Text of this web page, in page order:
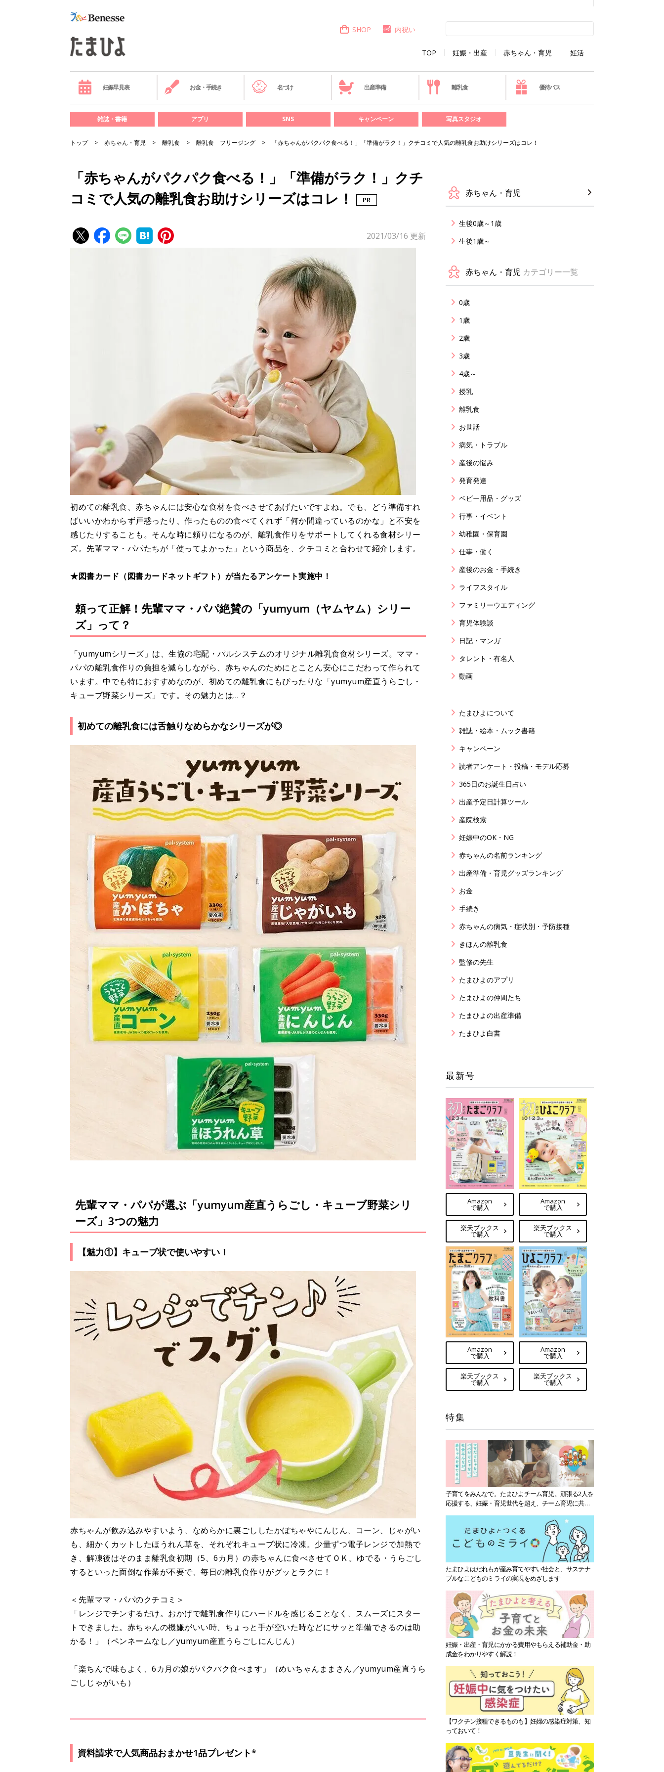
TOP 妊娠・出産 赤ちゃん・育児 妊活
SHOP 内祝い
妊娠早見表 お金・手続き 名づけ 出産準備 離乳食 優待パス
雑誌・書籍 アプリ SNS キャンペーン 写真スタジオ
トップ 赤ちゃん・育児 離乳食 離乳食 フリージング 「赤ちゃんがパクパク食べる！」「準備がラク！」クチコミで人気の離乳食お助けシリーズはコレ！
「赤ちゃんがパクパク食べる！」「準備がラク！」クチ
コミで人気の離乳食お助けシリーズはコレ！
2021/03/16 更新
初めての離乳食、赤ちゃんには安心な食材を食べさせてあげたいですよね。でも、どう準備すれ
ばいいかわからず戸惑ったり、作ったものの食べてくれず「何か間違っているのかな」と不安を
感じたりすることも。そんな時に頼りになるのが、離乳食作りをサポートしてくれる食材シリー
ズ。先輩ママ・パパたちが「使ってよかった」という商品を、クチコミと合わせて紹介します。
★図書カード（図書カードネットギフト）が当たるアンケート実施中！
頼って正解！先輩ママ・パパ絶賛の「yumyum（ヤムヤム）シリー
ズ」って？
「yumyumシリーズ」は、生協の宅配・パルシステムのオリジナル離乳食食材シリーズ。ママ・
パパの離乳食作りの負担を減らしながら、赤ちゃんのためにとことん安心にこだわって作られて
います。中でも特におすすめなのが、初めての離乳食にもぴったりな「yumyum産直うらごし・
キューブ野菜シリーズ」です。その魅力とは…？
初めての離乳食には舌触りなめらかなシリーズが◎
先輩ママ・パパが選ぶ「yumyum産直うらごし・キューブ野菜シリ
ーズ」3つの魅力
【魅力①】キューブ状で使いやすい！
赤ちゃんが飲み込みやすいよう、なめらかに裏ごししたかぼちゃやにんじん、コーン、じゃがい
も、細かくカットしたほうれん草を、それぞれキューブ状に冷凍。少量ずつ電子レンジで加熱で
き、解凍後はそのまま離乳食初期（5、6カ月）の赤ちゃんに食べさせてＯＫ。ゆでる・うらごし
するといった面倒な作業が不要で、毎日の離乳食作りがグッとラクに！
＜先輩ママ・パパのクチコミ＞
「レンジでチンするだけ。おかげで離乳食作りにハードルを感じることなく、スムーズにスター
トできました。赤ちゃんの機嫌がいい時、ちょっと手が空いた時などにサッと準備できるのは助
かる！」（ペンネームなし／yumyum産直うらごしにんじん）
「楽ちんで味もよく、6カ月の娘がパクパク食べます」（めいちゃんままさん／yumyum産直うら
ごしじゃがいも）
資料請求で人気商品おまかせ1品プレゼント*
赤ちゃん・育児
生後0歳～1歳
生後1歳～
赤ちゃん・育児 カテゴリー一覧
0歳
1歳
2歳
3歳
4歳～
授乳
離乳食
お世話
病気・トラブル
産後の悩み
発育発達
ベビー用品・グッズ
行事・イベント
幼稚園・保育園
仕事・働く
産後のお金・手続き
ライフスタイル
ファミリーウエディング
育児体験談
日記・マンガ
タレント・有名人
動画
たまひよについて
雑誌・絵本・ムック書籍
キャンペーン
読者アンケート・投稿・モデル応募
365日のお誕生日占い
出産予定日計算ツール
産院検索
妊娠中のOK・NG
赤ちゃんの名前ランキング
出産準備・育児グッズランキング
お金
手続き
赤ちゃんの病気・症状別・予防接種
きほんの離乳食
監修の先生
たまひよのアプリ
たまひよの仲間たち
たまひよの出産準備
たまひよ白書
最新号
Amazon
で購入
楽天ブックス
で購入
Amazon
で購入
楽天ブックス
で購入
Amazon
で購入
楽天ブックス
で購入
Amazon
で購入
楽天ブックス
で購入
特集
子育てをみんなで。たまひよチーム育児。頑張る2人を
応援する、妊娠・育児世代を超え、チーム育児に共感
たまひよはだれもが産み育てやすい社会と、サステナ
ブルなこどものミライの実現をめざします
妊娠・出産・育児にかかる費用やもらえる補助金・助
成金をわかりやすく解説！
【ワクチン接種できるものも】妊婦の感染症対策、知
っておいて！